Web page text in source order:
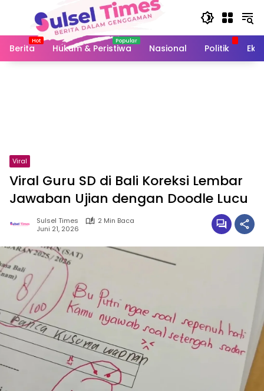
Berita
Hukum & Peristiwa Nasional Politik
Viral
Viral Guru SD di Bali Koreksi Lembar
Jawaban Ujian dengan Doodle Lucu
Sulsel Times
2 Min Baca
Juni 21, 2026